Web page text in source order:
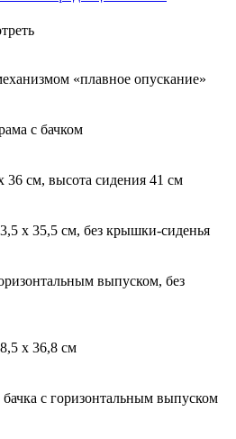
«плавное опускание»
с бачком
36 см, высота сидения 41 см
x 35,5 см, без крышки-сиденья
выпуском, без
х 36,8 см
с горизонтальным выпуском